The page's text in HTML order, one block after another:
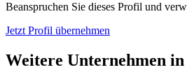
Beanspruchen Sie dieses Profil und
Jetzt Profil übernehmen
Weitere Unternehmen in